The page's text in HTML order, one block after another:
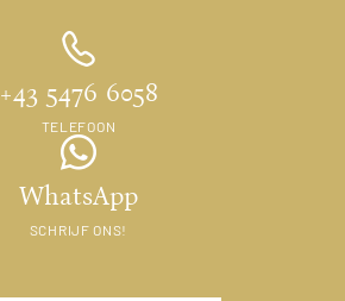
+43 5476 6058
TELEFOON
WhatsApp
SCHRIJF ONS!